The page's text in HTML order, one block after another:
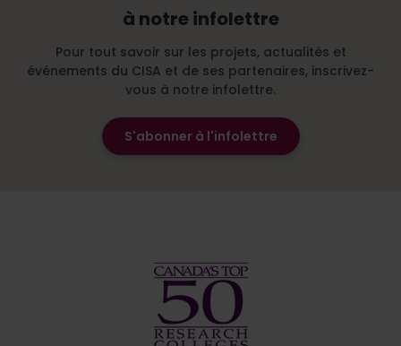
à notre infolettre
Pour tout savoir sur les projets, actualités et
événements du CISA et de ses partenaires, inscrivez-
vous à notre infolettre.
S'abonner à l'infolettre